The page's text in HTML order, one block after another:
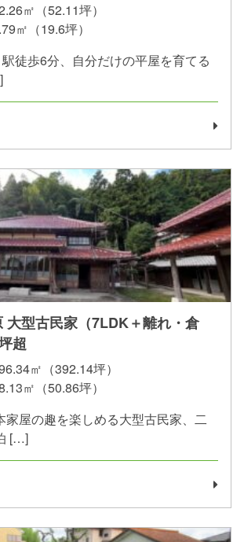
㎡（52.11坪）
㎡（19.6坪）
徒歩6分、自分だけの平屋を育てる
大型古民家（7LDK＋離れ・倉
超
㎡（392.14坪）
㎡（50.86坪）
家屋の趣を楽しめる大型古民家、二
[…]